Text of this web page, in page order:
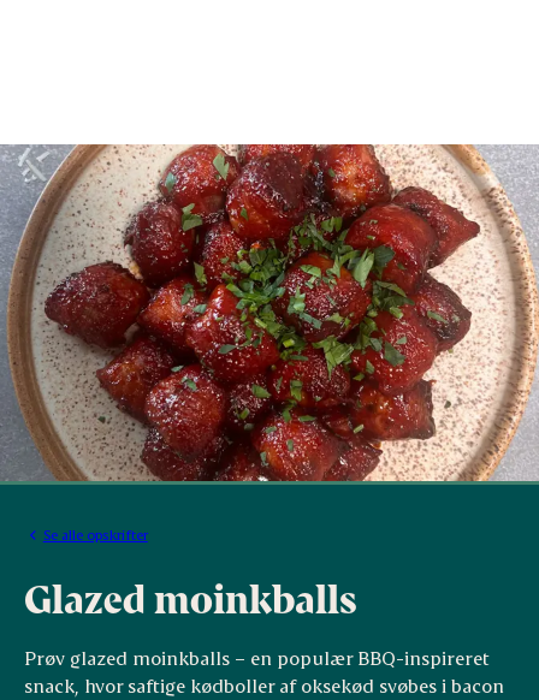
Se alle opskrifter
Glazed moinkballs
Prøv glazed moinkballs – en populær BBQ-inspireret
snack, hvor saftige kødboller af oksekød svøbes i bacon